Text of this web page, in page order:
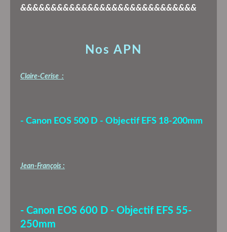
Nos APN
Claire-Cerise :
- Canon EOS 500 D - Objectif EFS 18-200mm
Jean-François :
- Canon EOS 600 D - Objectif EFS 55-
250mm
&&&&&&&&&&&&&&&&&&&&&&&&&&&&&